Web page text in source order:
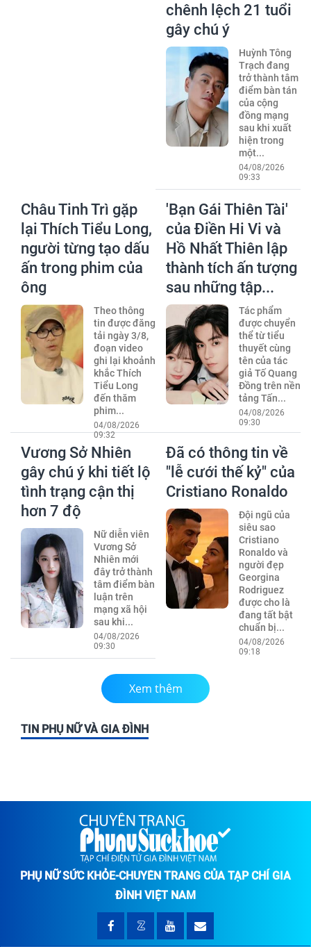
chênh lệch 21 tuổi
gây chú ý
Huỳnh Tông
Trạch đang
trở thành tâm
điểm bàn tán
của cộng
đồng mạng
sau khi xuất
hiện trong
một...
04/08/2026
09:33
Châu Tinh Trì gặp
lại Thích Tiểu Long,
người từng tạo dấu
ấn trong phim của
ông
Theo thông
tin được đăng
tải ngày 3/8,
đoạn video
ghi lại khoảnh
khắc Thích
Tiểu Long
đến thăm
phim...
04/08/2026
09:32
'Bạn Gái Thiên Tài'
của Điền Hi Vi và
Hồ Nhất Thiên lập
thành tích ấn tượng
sau những tập...
Tác phẩm
được chuyển
thể từ tiểu
thuyết cùng
tên của tác
giả Tố Quang
Đồng trên nền
tảng Tấn...
04/08/2026
09:30
Vương Sở Nhiên
gây chú ý khi tiết lộ
tình trạng cận thị
hơn 7 độ
Nữ diễn viên
Vương Sở
Nhiên mới
đây trở thành
tâm điểm bàn
luận trên
mạng xã hội
sau khi...
04/08/2026
09:30
Đã có thông tin về
"lễ cưới thế kỷ" của
Cristiano Ronaldo
Đội ngũ của
siêu sao
Cristiano
Ronaldo và
người đẹp
Georgina
Rodriguez
được cho là
đang tất bật
chuẩn bị...
04/08/2026
09:18
Xem thêm
TIN PHỤ NỮ VÀ GIA ĐÌNH
PHỤ NỮ SỨC KHỎE-CHUYÊN TRANG CỦA TẠP CHÍ GIA
ĐÌNH VIỆT NAM